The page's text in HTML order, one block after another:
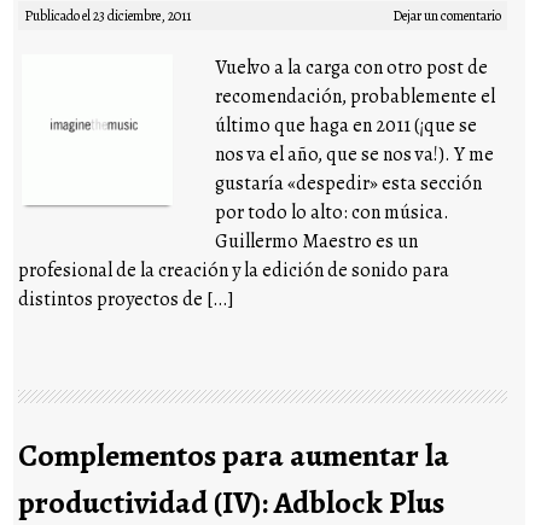
Publicado el23 diciembre, 2011 Dejar un comentario
Vuelvo a la carga con otro post de
recomendación, probablemente el
último que haga en 2011 (¡que se
nos va el año, que se nos va!). Y me
gustaría «despedir» esta sección
por todo lo alto: con música.
Guillermo Maestro es un
profesional de la creación y la edición de sonido para
distintos proyectos de […]
Complementos para aumentar la
productividad (IV): Adblock Plus